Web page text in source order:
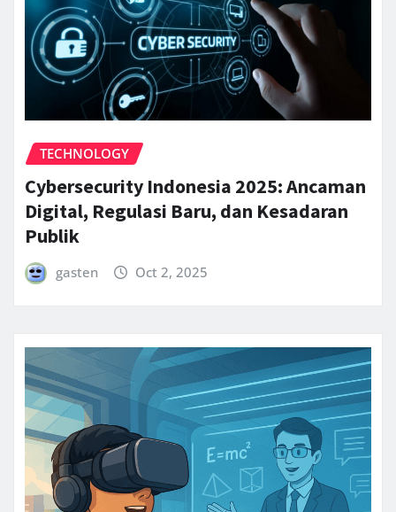
TECHNOLOGY
Cybersecurity Indonesia 2025: Ancaman
Digital, Regulasi Baru, dan Kesadaran
Publik
gasten Oct 2, 2025